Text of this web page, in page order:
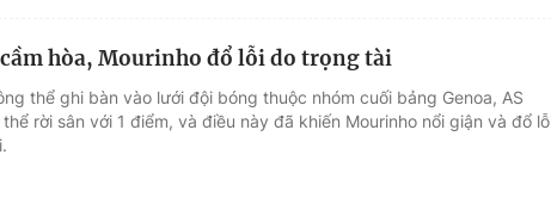
cầm hòa, Mourinho đổ lỗi do trọng tài
thể ghi bàn vào lưới đội bóng thuộc nhóm cuối bảng Genoa, AS
thể rời sân với 1 điểm, và điều này đã khiến Mourinho nổi giận và đổ